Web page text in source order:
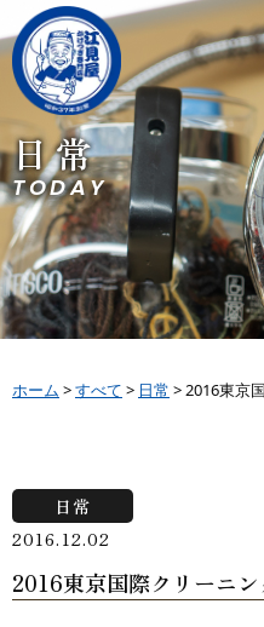
日常
TODAY
ホーム >すべて > 日常 >2016東京
日常
2016.12.02
2016東京国際クリーニ